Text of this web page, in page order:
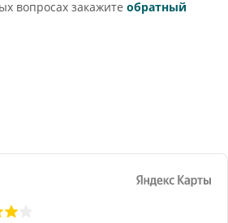
вопросах закажите обратный